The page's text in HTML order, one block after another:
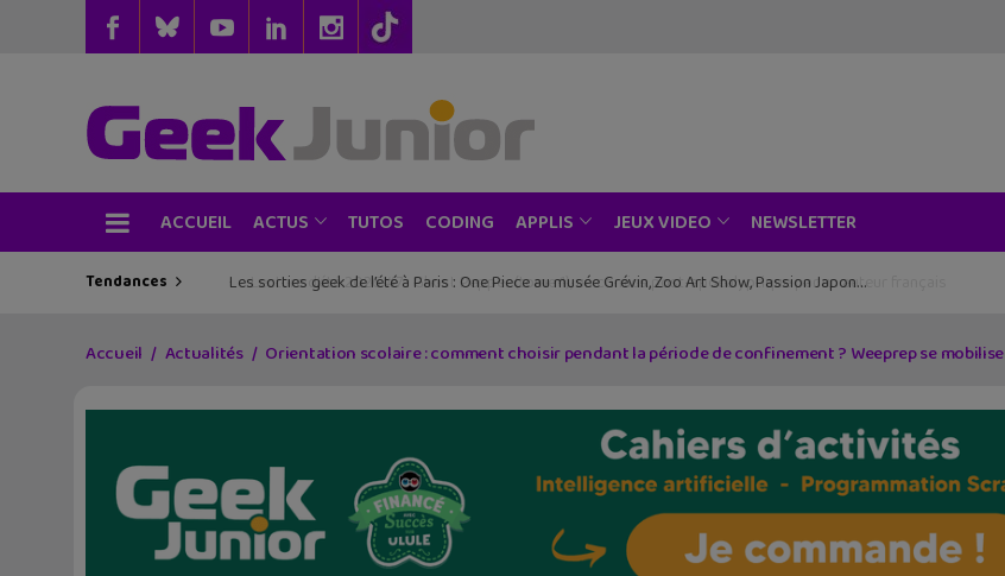
ACCUEIL ACTUS TUTOS CODING APPLIS JEUX VIDEO NEWSLETTER
Tendances Les sorties geek de l’été à Paris : One Piece au musée Grévin, Zoo Art Show, Passion Japon…
Accueil Actualités Orientation scolaire : comment choisir pendant la période de confinement ? Weeprep se mobilise